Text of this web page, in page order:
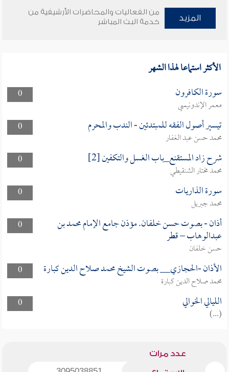
المزيد
من الفعاليات والمحاضرات الأرشيفية من
خدمة البث المباشر
الأكثر استماعا لهذا الشهر
0 سورة الكافرون
معمر الإندونيسي
0
تيسير أصول الفقه للمبتدئين - الندب والمحرم
محمد حسن عبد الغفار
0
شرح زاد المستقنع_باب الغسل والتكفين [2]
محمد مختار الشنقيطي
0
سورة الذاريات
محمد جبريل
0
أذان - بصوت حسن خلفان. مؤذن جامع الإمام محمد بن
عبدالوهاب – قطر
حسن خلفان
0
الأذان -الحجازي__ بصوت الشيخ محمد صلاح الدين كبارة
محمد صلاح الدين كبارة
0
الليالي الخوالي
(...)
عدد مرات